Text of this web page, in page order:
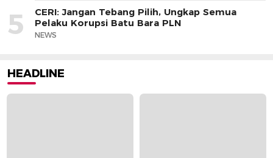
5
CERI: Jangan Tebang Pilih, Ungkap Semua
Pelaku Korupsi Batu Bara PLN
NEWS
HEADLINE